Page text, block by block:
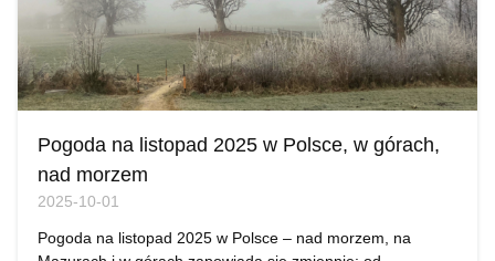
Pogoda na listopad 2025 w Polsce, w górach,
nad morzem
2025-10-01
Pogoda na listopad 2025 w Polsce – nad morzem, na